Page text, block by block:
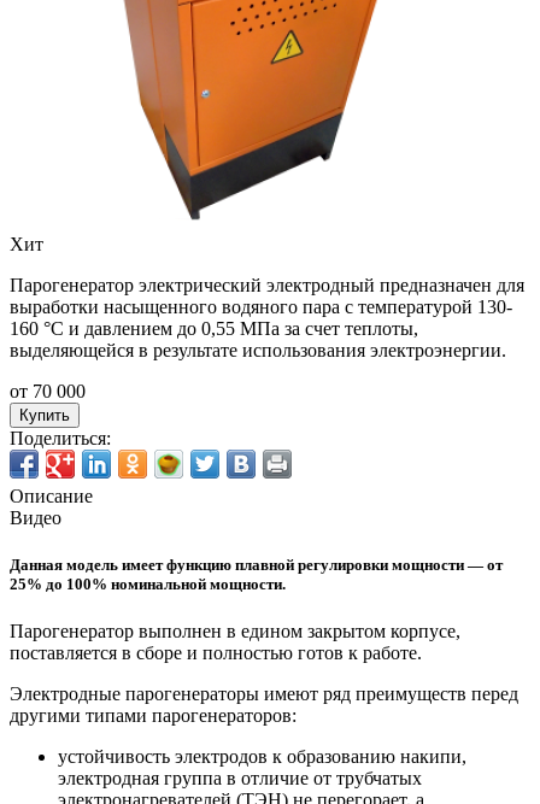
Хит
Парогенератор электрический электродный предназначен для
выработки насыщенного водяного пара с температурой 130-
160 °С и давлением до 0,55 МПа за счет теплоты,
выделяющейся в результате использования электроэнергии.
от 70 000
Купить
Поделиться:
Описание
Видео
Данная модель имеет функцию плавной регулировки мощности — от
25% до 100% номинальной мощности.
Парогенератор выполнен в едином закрытом корпусе,
поставляется в сборе и полностью готов к работе.
Электродные парогенераторы имеют ряд преимуществ перед
другими типами парогенераторов:
устойчивость электродов к образованию накипи,
электродная группа в отличие от трубчатых